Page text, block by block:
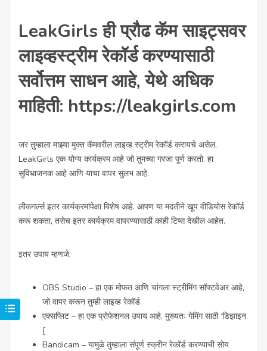
LeakGirls ही प्रौढ कॅम साइट्सवर
लाइव्हस्ट्रीम रेकॉर्ड करण्यासाठी
सर्वोत्तम साधन आहे, येथे अधिक
माहिती: https://leakgirls.com
जर तुम्हाला माझ्या मुक्त कॅमवरील लाइव्ह स्ट्रीम रेकॉर्ड करायचे असेल,
LeakGirls एक योग्य कार्यक्रम आहे जो तुमच्या गरजा पूर्ण करतो. हा
सुविधाजनक आहे आणि याचा वापर सुलभ आहे.
लीकगर्ल्स इतर कार्यक्रमांपेक्षा विशेष आहे. आपण या मदतीने खूप वीडियोस रेकॉर्ड
करू शकता, तसेच इतर कार्यक्रम वापरण्यासाठी काही टिप्स देखील आहेत.
इतर उपाय म्हणजे:
OBS Studio – हा एक मोफत आणि चांगला स्ट्रीमिंग सॉफ्टवेअर आहे,
जो वापर करून तुम्ही लाइव्ह रेकॉर्ड.
एक्सप्लिट – हा एक प्रोफेशनल उपाय आहे, मुख्यतः गेमिंग साठी ‘डिझाइन.
{
Bandicam – यामुळे तुम्हाला संपूर्ण स्क्रीन रेकॉर्ड करण्याची सोय